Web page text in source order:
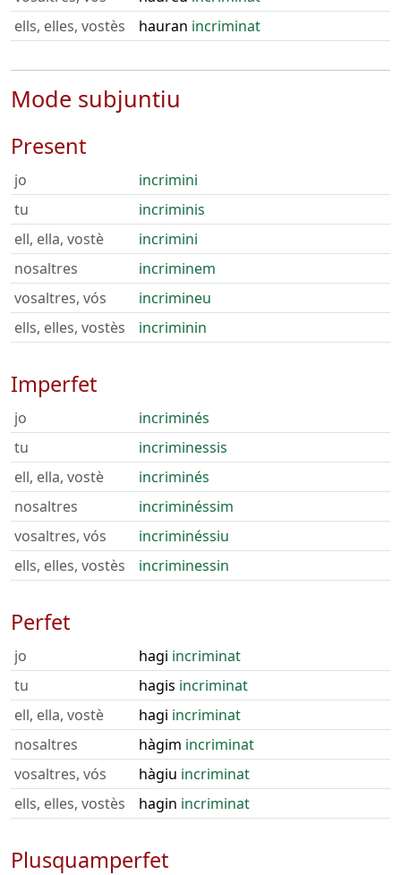
ells, elles, vostès
hauran incriminat
Mode subjuntiu
Present
jo
incrimini
tu
incriminis
ell, ella, vostè
incrimini
nosaltres
incriminem
vosaltres, vós
incrimineu
ells, elles, vostès
incriminin
Imperfet
jo
incriminés
tu
incriminessis
ell, ella, vostè
incriminés
nosaltres
incriminéssim
vosaltres, vós
incriminéssiu
ells, elles, vostès
incriminessin
Perfet
jo hagi incriminat
tu
hagis incriminat
ell, ella, vostè
hagi incriminat
nosaltres
hàgim incriminat
vosaltres, vós
hàgiu incriminat
ells, elles, vostès
hagin incriminat
Plusquamperfet